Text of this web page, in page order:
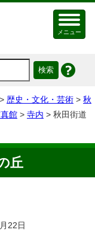
メニュー
> 歴史・文化・芸術 > 秋
館 > 寺内 > 秋田街道
丘
22日